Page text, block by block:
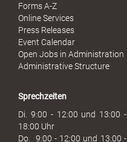
u
h
Forms A-Z
Online Services
Press Releases
Event Calendar
Open Jobs in Administration
Administrative Structure
Sprechzeiten
Di. 9:00 - 12:00 und 13:00 -
18:00 Uhr
Do. 9:00 - 12:00 und 13:00 -